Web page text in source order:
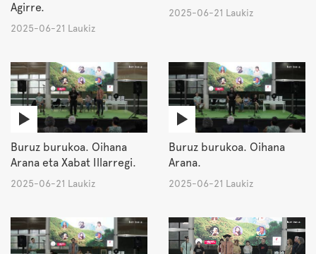
Agirre.
2025-06-21 Laukiz
2025-06-21 Laukiz
Buruz burukoa. Oihana
Arana eta Xabat Illarregi.
2025-06-21 Laukiz
Buruz burukoa. Oihana
Arana.
2025-06-21 Laukiz